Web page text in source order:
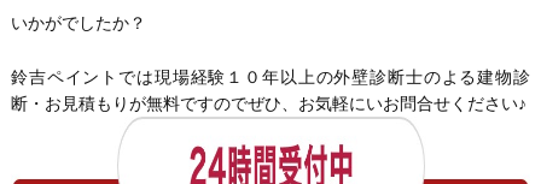
いかがでしたか？
鈴吉ペイントでは現場経験１０年以上の外壁診断士のよる建物診
断・お見積もりが無料ですのでぜひ、お気軽にいお問合せください♪